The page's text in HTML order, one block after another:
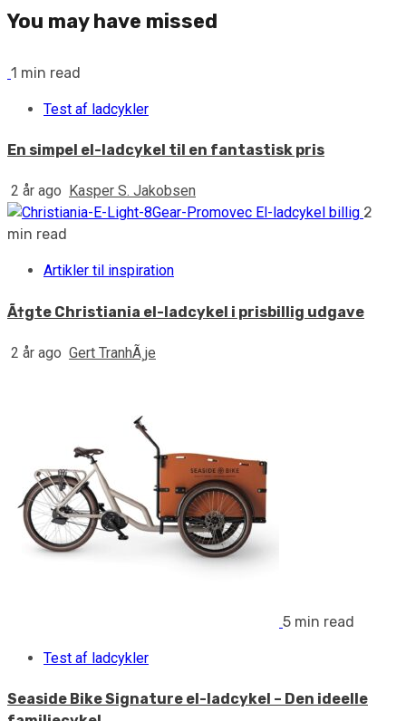
You may have missed
1 min read
Test af ladcykler
En simpel el-ladcykel til en fantastisk pris
2 år ago
Kasper S. Jakobsen
2
min read
Artikler til inspiration
Ã†gte Christiania el-ladcykel i prisbillig udgave
2 år ago Gert TranhÃ¸je
5 min read
Test af ladcykler
Seaside Bike Signature el-ladcykel – Den ideelle